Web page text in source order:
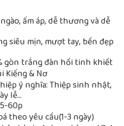
ấm áp, dễ thương và dễ
siêu mịn, mượt tay, bền đẹp
gòn trắng đàn hồi tinh khiết
Kiếng & Nơ
ý nghĩa: Thiệp sinh nhật,
lễ…
60p
theo yêu cầu(1-3 ngày)